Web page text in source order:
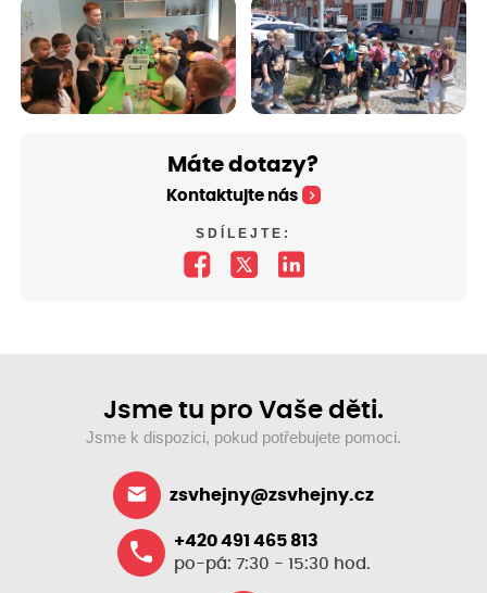
Máte dotazy?
Kontaktujte nás
SDÍLEJTE:
Jsme tu pro Vaše děti.
Jsme k dispozici, pokud potřebujete pomoci.
zsvhejny@zsvhejny.cz
+420 491 465 813
po-pá: 7:30 - 15:30 hod.